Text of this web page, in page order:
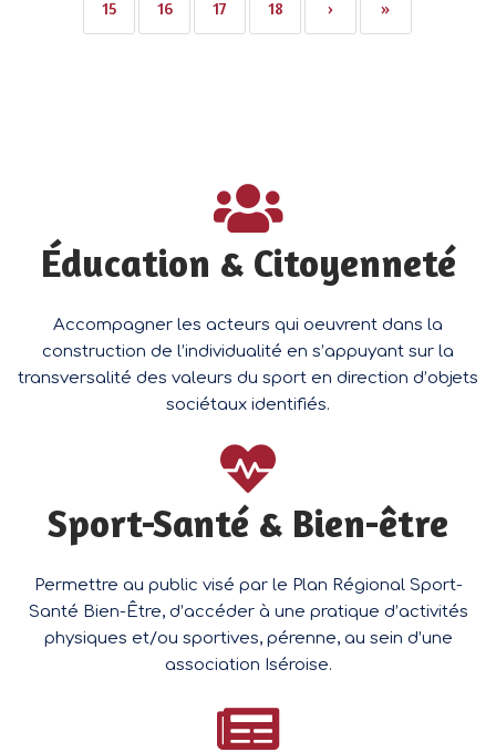
15 16 17 18 › »
Éducation & Citoyenneté
Accompagner les acteurs qui oeuvrent dans la
construction de l’individualité en s’appuyant sur la
transversalité des valeurs du sport en direction d’objets
sociétaux identifiés.
Sport-Santé & Bien-être
Permettre au public visé par le Plan Régional Sport-
Santé Bien-Être, d’accéder à une pratique d’activités
physiques et/ou sportives, pérenne, au sein d’une
association Iséroise.